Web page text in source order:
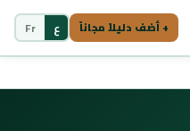
+ أضف دليلاً مجاناً ع Fr